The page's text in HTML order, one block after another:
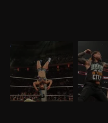
WWE Raw 30 marzo
2026: nel mitico
Madison Square
Garden
Nella puntata di Raw del
30 marzo, visibile su
discovery+, al Madison
Square Garden ci sono in
palio i titoli tag team
WWE Raw
2026: i
gli Usos
Nella
23 marzo,
discovery+,
affrontano
Austin